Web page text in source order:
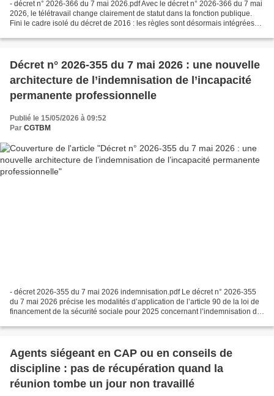
- décret n° 2026-366 du 7 mai 2026.pdf Avec le décret n° 2026-366 du 7 mai
2026, le télétravail change clairement de statut dans la fonction publique.
Fini le cadre isolé du décret de 2016 : les règles sont désormais intégrées
Décret n° 2026-355 du 7 mai 2026 : une nouvelle
architecture de l’indemnisation de l’incapacité
permanente professionnelle
Publié le 15/05/2026 à 09:52
Par CGTBM
- décret 2026-355 du 7 mai 2026 indemnisation.pdf Le décret n° 2026-355
du 7 mai 2026 précise les modalités d’application de l’article 90 de la loi de
financement de la sécurité sociale pour 2025 concernant l’indemnisation de
Agents siégeant en CAP ou en conseils de
discipline : pas de récupération quand la
réunion tombe un jour non travaillé